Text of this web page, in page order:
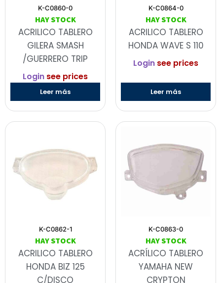
K-C0860-0
HAY STOCK
ACRILICO TABLERO
GILERA SMASH
/GUERRERO TRIP
Login see prices
Leer más
K-C0864-0
HAY STOCK
ACRILICO TABLERO
HONDA WAVE S 110
Login see prices
Leer más
K-C0862-1
HAY STOCK
ACRILICO TABLERO
HONDA BIZ 125
C/DISCO
K-C0863-0
HAY STOCK
ACRÍLICO TABLERO
YAMAHA NEW
CRYPTON